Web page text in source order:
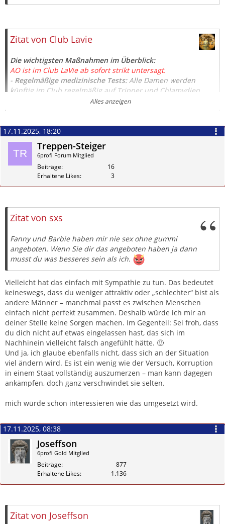
Zitat von Club Lavie
Die wichtigsten Maßnahmen im Überblick:
AO ist im Club LaVie ab sofort strikt untersagt.
- Regelmäßige medizinische Tests:Alle Damen werden
künftig im Club regelmäßig auf Tripper und Chlamydien
getestet; die Ergebnisse werden dokumentiert.
Hinweis wird nachgegangen.
-Meldesystem für Damen:
melden, die sie zu AO drängen, bedrängen, belästigen oder
gar nötigen.
Testkunden-Einsätze:
6profi wird künftig anonyme
Testkunden einsetzen, um die Umsetzung & Einhaltung
werden.
Ergebnisse werden sichtbar werden.
Alles anzeigen
17.11.2025, 18:20
Treppen-Steiger
6profi Forum Mitglied
Beiträge
16
Erhaltene Likes
3
Zitat von sxs
Fanny und Barbie haben mir nie sex ohne gummi
angeboten. Wenn Sie dir das angeboten haben ja dann
musst du was besseres sein als ich.
Vielleicht hat das einfach mit Sympathie zu tun. Das bedeutet
keineswegs, dass du weniger attraktiv oder „schlechter“ bist als
andere Männer – manchmal passt es zwischen Menschen
einfach nicht perfekt zusammen. Deshalb würde ich mir an
deiner Stelle keine Sorgen machen. Im Gegenteil: Sei froh, dass
du dich nicht auf etwas eingelassen hast, das sich im
Nachhinein vielleicht falsch angefühlt hätte. 🙂
Und ja, ich glaube ebenfalls nicht, dass sich an der Situation
viel ändern wird. Es ist ein wenig wie der Versuch, Korruption
in einem Staat vollständig auszumerzen – man kann dagegen
ankämpfen, doch ganz verschwindet sie selten.
mich würde schon interessieren wie das umgesetzt wird.
Zitieren
17.11.2025, 08:38
Joseffson
6profi Gold Mitglied
Beiträge
877
Erhaltene Likes
1.136
Zitat von Joseffson
Zitieren